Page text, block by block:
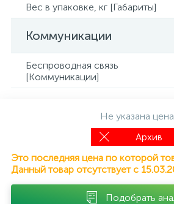
Вес в упаковке, кг [Габариты]
Коммуникации
Беспроводная связь
[Коммуникации]
Не указана цена
Архив
Это последняя цена по которой
Данный товар отсутствует с
Подобрать